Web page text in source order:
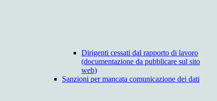
Dirigenti cessati dal rapporto di lavoro
(documentazione da pubblicare sul sito
web)
Sanzioni per mancata comunicazione dei dati